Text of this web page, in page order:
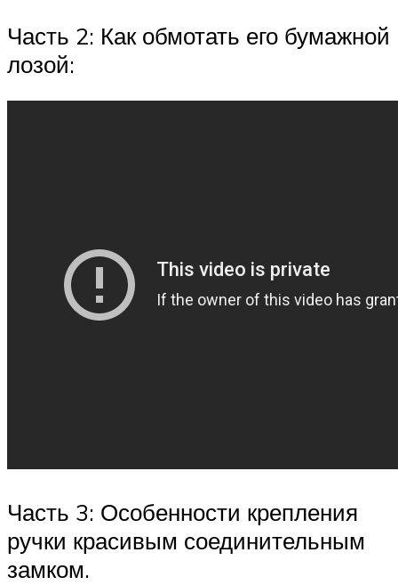
Часть 2: Как обмотать его бумажной
лозой:
Часть 3: Особенности крепления
ручки красивым соединительным
замком.